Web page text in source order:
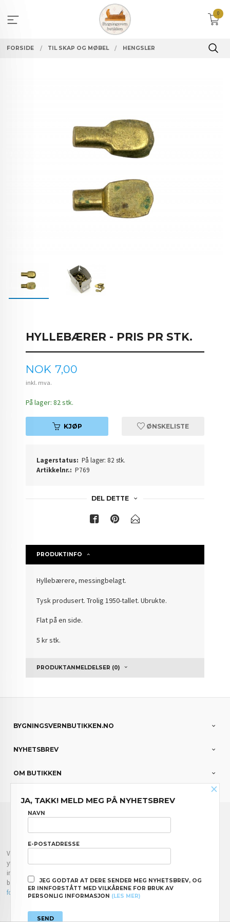
innholdet
0
FORSIDE TIL SKAP OG MØBEL HENGSLER
HYLLEBÆRER - PRIS PR STK.
Pris
NOK 7,00
inkl. mva.
På lager: 82 stk.
KJØP ØNSKELISTE
Lagerstatus: På lager: 82 stk.
Artikkelnr.: P769
DEL DETTE
PRODUKTINFO
Hyllebærere, messingbelagt.
Tysk produsert. Trolig 1950-tallet. Ubrukte.
Flat på en side.
5 kr stk.
PRODUKTANMELDELSER (0)
BYGNINGSVERNBUTIKKEN.NO
NYHETSBREV
OM BUTIKKEN
FRAKT
NYHETSBREV
Vår nettbutikk bruker cookies slik at du får en bedre kjøpsopplevelse og vi kan
yte deg bedre service. Vi bruker cookies hovedsaklig til å lagre
innloggingsdetaljer og huske hva du har puttet i handlekurven din. Fortsett å
bruke siden som normalt om du godtar dette.Les merellerendre innstillinger
for cookies.
×
JA, TAKK! MELD MEG PÅ NYHETSBREV
NAVN
E-POSTADRESSE
JEG GODTAR AT DERE SENDER MEG NYHETSBREV, OG
ER INNFORSTÅTT MED VILKÅRENE FOR BRUK AV
PERSONLIG INFORMASJON (LES MER)